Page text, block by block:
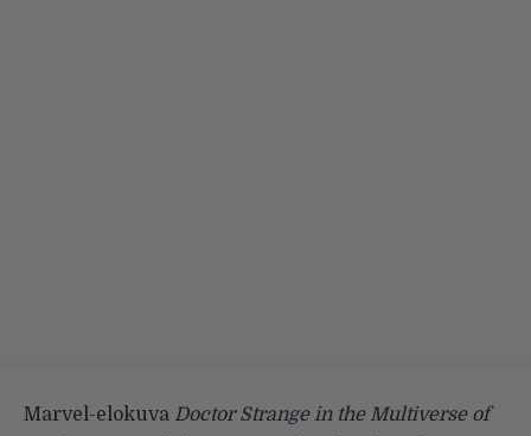
Marvel-elokuva Doctor Strange in the Multiverse of